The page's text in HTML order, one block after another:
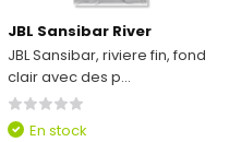
JBL Sansibar River
JBL Sansibar, riviere fin, fond
clair avec des p...
En stock